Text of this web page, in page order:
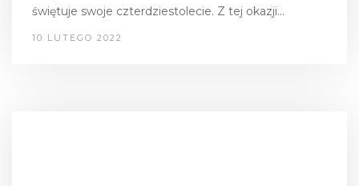
świętuje swoje czterdziestolecie. Z tej okazji…
10 LUTEGO 2022